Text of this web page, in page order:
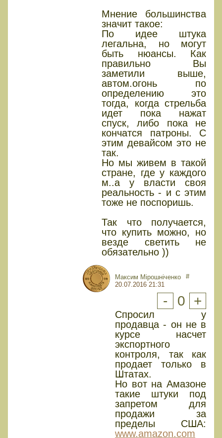
Мнение большинства
значит такое:
По идее штука
легальна, но могут
быть нюансы. Как
правильно Вы
заметили выше,
автом.огонь по
определению это
тогда, когда стрельба
идет пока нажат
спуск, либо пока не
кончатся патроны. С
этим девайсом это не
так.
Но мы живем в такой
стране, где у каждого
м..а у власти своя
реальность - и с этим
тоже не поспоришь.
Так что получается,
что купить можно, но
везде светить не
обязательно ))
Максим Мірошніченко
20.07.2016 21:31
#
- 0 +
Спросил у
продавца - он не в
курсе насчет
экспортного
контроля, так как
продает только в
Штатах.
Но вот на Амазоне
такие штуки под
запретом для
продажи за
пределы США:
www.amazon.com